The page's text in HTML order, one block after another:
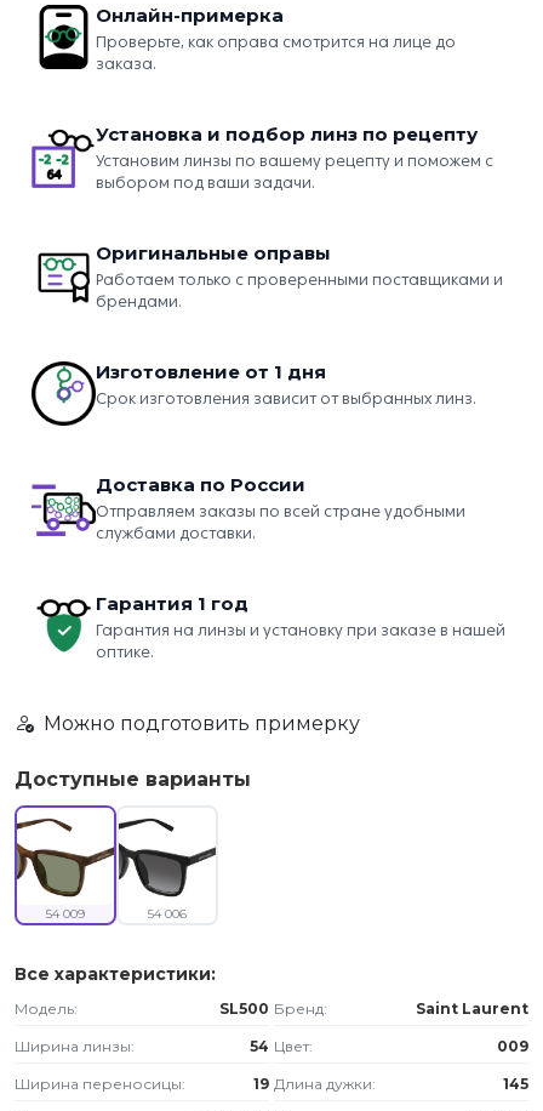
Онлайн-примерка
Проверьте, как оправа смотрится на лице до
заказа.
Установка и подбор линз по рецепту
Установим линзы по вашему рецепту и поможем с
выбором под ваши задачи.
Оригинальные оправы
Работаем только с проверенными поставщиками и
брендами.
Изготовление от 1 дня
Срок изготовления зависит от выбранных линз.
Доставка по России
Отправляем заказы по всей стране удобными
службами доставки.
Гарантия 1 год
Гарантия на линзы и установку при заказе в нашей
оптике.
Можно подготовить примерку
Доступные варианты
54 009 54 006
Все характеристики:
Модель: SL500 Бренд: Saint Laurent
Ширина линзы: 54 Цвет: 009
Ширина переносицы: 19 Длина дужки: 145